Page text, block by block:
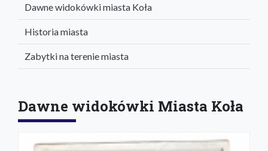
Dawne widokówki miasta Koła
Historia miasta
Zabytki na terenie miasta
Dawne widokówki Miasta Koła